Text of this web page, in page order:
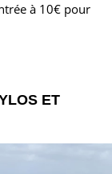
à 10€ pour
ET